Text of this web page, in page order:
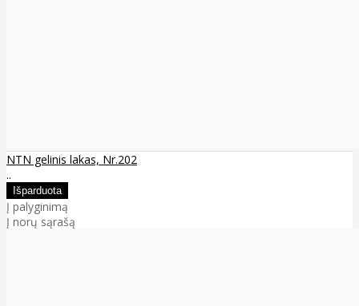
NTN gelinis lakas, Nr.202
..
Į palyginimą
Į norų sąrašą